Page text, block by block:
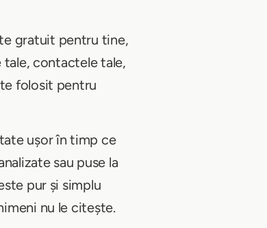
gratuit pentru tine,
tale, contactele tale,
folosit pentru
ușor în timp ce
sau puse la
pur și simplu
nu le citește.